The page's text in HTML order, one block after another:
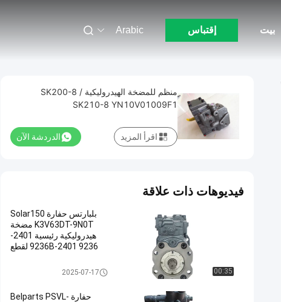
بيت إقتباس Arabic
منظم للمضخة الهيدروليكية SK200-8 /
SK210-8 YN10V01009F1
الدردشة الآن اقرأ المزيد
فيديوهات ذات علاقة
00:35
بلبارتس حفارة Solar150
K3V63DT-9N0T مضخة
هيدروليكية رئيسية 2401-
9236 2401-9236B لقطع
حفار مضخة هيدروليّ2025-07-17
حفارة Belparts PSVL-